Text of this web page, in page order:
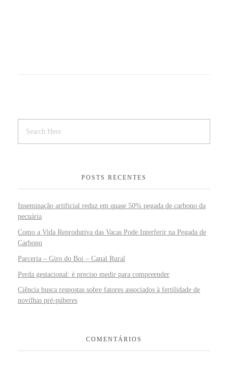
POSTS RECENTES
Inseminação artificial reduz em quase 50% pegada de carbono da
pecuária
Como a Vida Reprodutiva das Vacas Pode Interferir na Pegada de
Carbono
Parceria – Giro do Boi – Canal Rural
Perda gestacional: é preciso medir para compreender
Ciência busca respostas sobre fatores associados à fertilidade de
novilhas pré-púberes
COMENTÁRIOS